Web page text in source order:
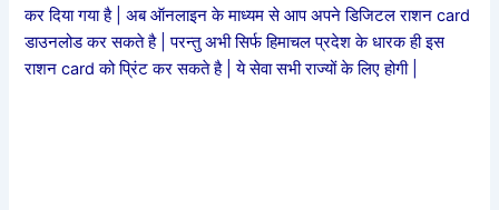
कर दिया गया है | अब ऑनलाइन के माध्यम से आप अपने डिजिटल राशन card
डाउनलोड कर सकते है | परन्तु अभी सिर्फ हिमाचल प्रदेश के धारक ही इस
राशन card को प्रिंट कर सकते है | ये सेवा सभी राज्यों के लिए होगी |